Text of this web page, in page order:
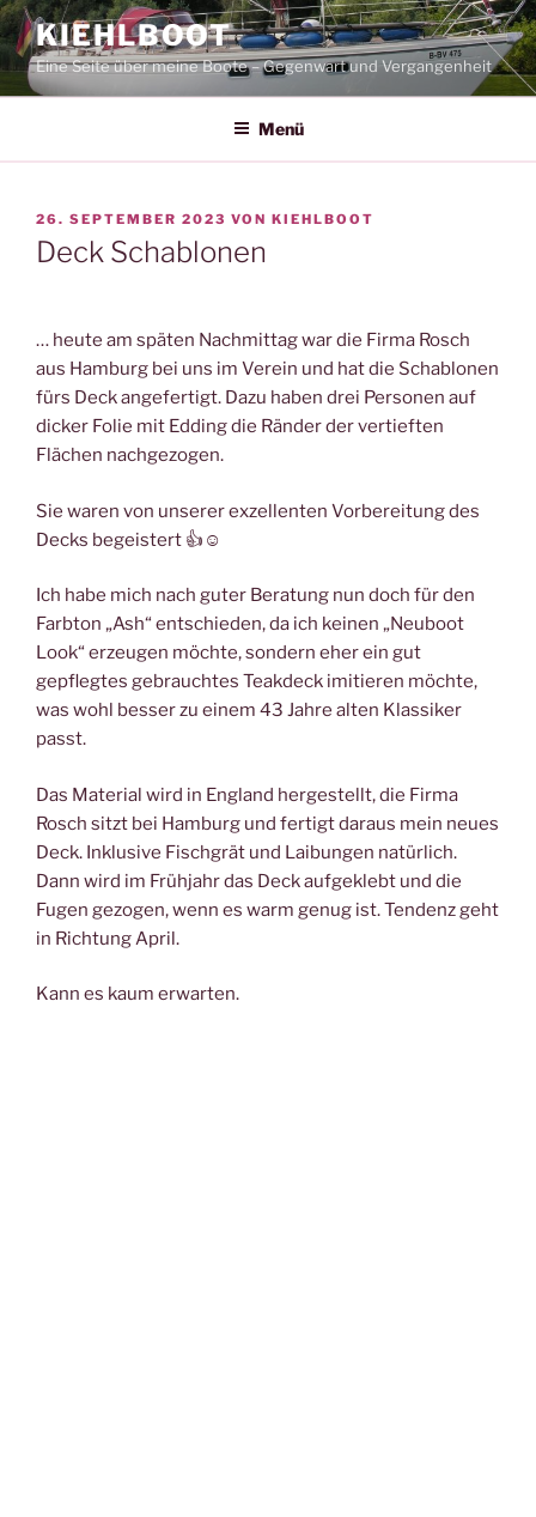
Zum
Inhalt
springen
KIEHLBOOT
Eine Seite über meine Boote – Gegenwart und Vergangenheit
Menü
VERÖFFENTLICHT
AM
26. SEPTEMBER 2023 VON KIEHLBOOT
Deck Schablonen
… heute am späten Nachmittag war die Firma Rosch
aus Hamburg bei uns im Verein und hat die Schablonen
fürs Deck angefertigt. Dazu haben drei Personen auf
dicker Folie mit Edding die Ränder der vertieften
Flächen nachgezogen.
Sie waren von unserer exzellenten Vorbereitung des
Decks begeistert 👍☺️
Ich habe mich nach guter Beratung nun doch für den
Farbton „Ash“ entschieden, da ich keinen „Neuboot
Look“ erzeugen möchte, sondern eher ein gut
gepflegtes gebrauchtes Teakdeck imitieren möchte,
was wohl besser zu einem 43 Jahre alten Klassiker
passt.
Das Material wird in England hergestellt, die Firma
Rosch sitzt bei Hamburg und fertigt daraus mein neues
Deck. Inklusive Fischgrät und Laibungen natürlich.
Dann wird im Frühjahr das Deck aufgeklebt und die
Fugen gezogen, wenn es warm genug ist. Tendenz geht
in Richtung April.
Kann es kaum erwarten.